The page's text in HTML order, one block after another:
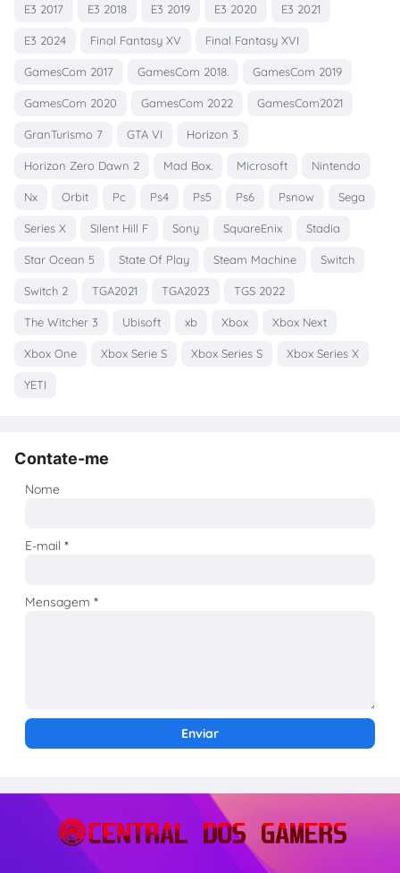
E3 2017 E3 2018 E3 2019 E3 2020 E3 2021
E3 2024 Final Fantasy XV Final Fantasy XVI
GamesCom 2017 GamesCom 2018. GamesCom 2019
GamesCom 2020 GamesCom 2022 GamesCom2021
GranTurismo 7 GTA VI Horizon 3
Horizon Zero Dawn 2 Mad Box. Microsoft Nintendo
Nx Orbit Pc Ps4 Ps5 Ps6 Psnow Sega
Series X Silent Hill F Sony SquareEnix Stadia
Star Ocean 5 State Of Play Steam Machine Switch
Switch 2 TGA2021 TGA2023 TGS 2022
The Witcher 3 Ubisoft xb Xbox Xbox Next
Xbox One Xbox Serie S Xbox Series S Xbox Series X
YETI
Contate-me
Nome
E-mail*
Mensagem*